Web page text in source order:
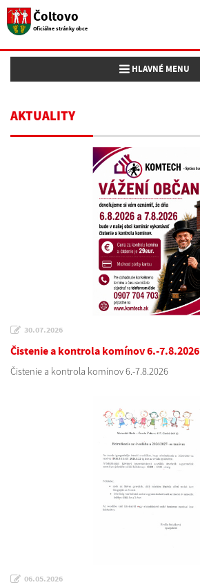
Čoltovo
Oficiálne stránky obce
Toggle navigation
HLAVNÉ MENU
AKTUALITY
30.07.2026
Čistenie a kontrola komínov 6.-7.8.2026
Čistenie a kontrola komínov 6.-7.8.2026
06.05.2026